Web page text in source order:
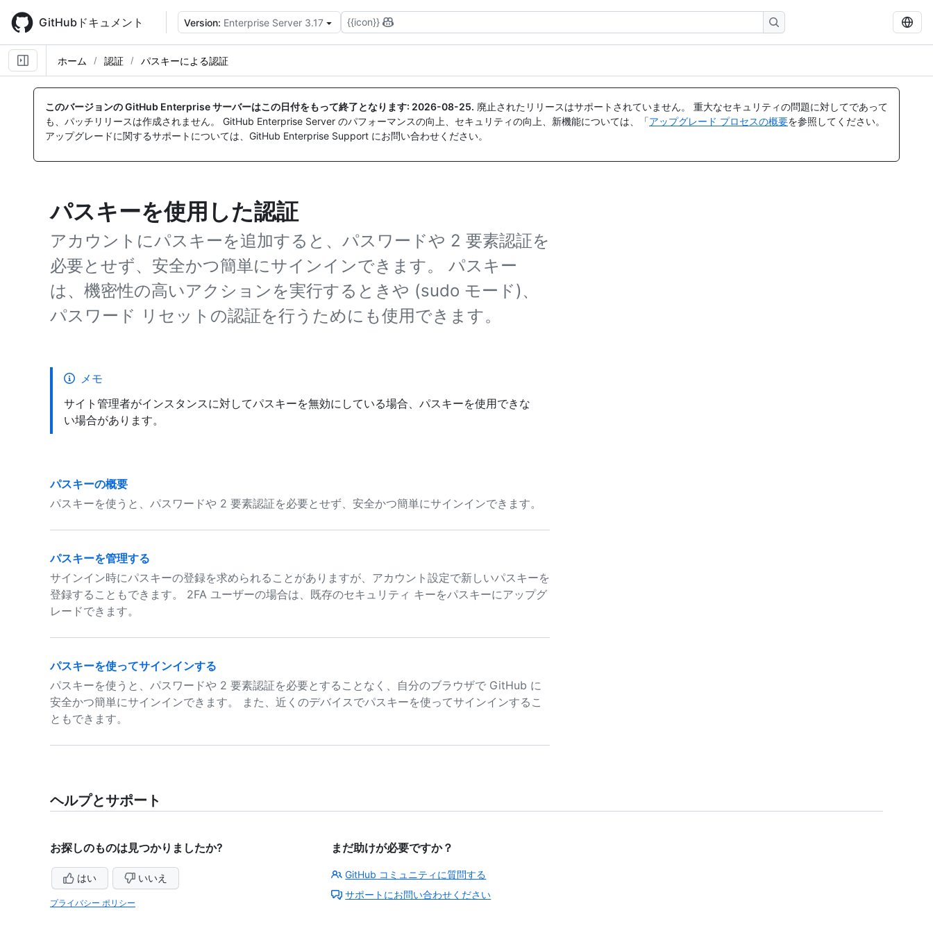
main
content
GitHubドキュメント Version: Enterprise Server 3.17 {{icon}}
ホーム 認証 パスキーによる認証
このバージョンの GitHub Enterprise サーバーはこの日付をもって終了となります: 2026-08-25. 廃止されたリリースはサポートされていません。 重大なセキュリティの問題に対してであって
も、パッチリリースは作成されません。 GitHub Enterprise Server のパフォーマンスの向上、セキュリティの向上、新機能については、「アップグレード プロセスの概要を参照してください。
アップグレードに関するサポートについては、GitHub Enterprise Support にお問い合わせください。
パスキーを使用した認証
アカウントにパスキーを追加すると、パスワードや 2 要素認証を
必要とせず、安全かつ簡単にサインインできます。 パスキー
は、機密性の高いアクションを実行するときや (sudo モード)、
パスワード リセットの認証を行うためにも使用できます。
メモ
サイト管理者がインスタンスに対してパスキーを無効にしている場合、パスキーを使用できな
い場合があります。
パスキーの概要
パスキーを使うと、パスワードや 2 要素認証を必要とせず、安全かつ簡単にサインインできます。
パスキーを管理する
サインイン時にパスキーの登録を求められることがありますが、アカウント設定で新しいパスキーを
登録することもできます。 2FA ユーザーの場合は、既存のセキュリティ キーをパスキーにアップグ
レードできます。
パスキーを使ってサインインする
パスキーを使うと、パスワードや 2 要素認証を必要とすることなく、自分のブラウザで GitHub に
安全かつ簡単にサインインできます。 また、近くのデバイスでパスキーを使ってサインインするこ
ともできます。
ヘルプとサポート
お探しのものは見つかりましたか?
はい いいえ
プライバシー ポリシー
まだ助けが必要ですか？
GitHub コミュニティに質問する
サポートにお問い合わせください